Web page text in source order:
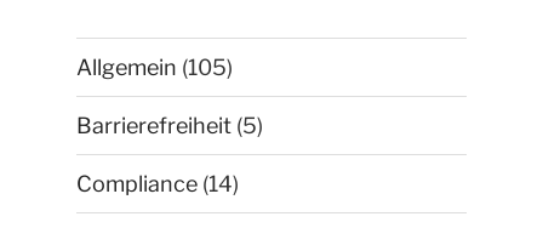
Allgemein (105)
Barrierefreiheit (5)
Compliance (14)